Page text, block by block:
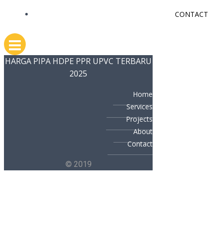
CONTACT
HARGA PIPA HDPE PPR UPVC TERBARU
2025
Home
Services
Projects
About
Contact
© 2019